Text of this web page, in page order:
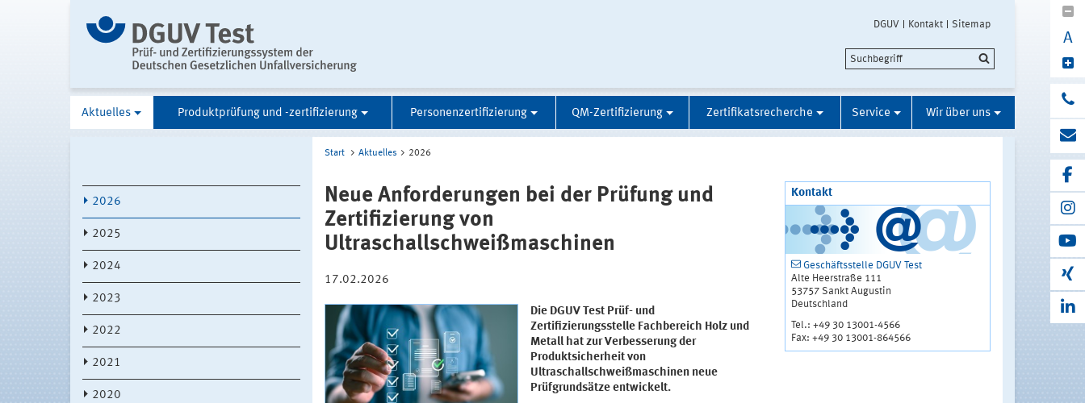
DGUV Kontakt Sitemap
A
Aktuelles Produktprüfung und -zertifizierung Personenzertifizierung QM-Zertifizierung Zertifikatsrecherche Service Wir über uns
2026
2025
2024
2023
2022
2021
2020
Start Aktuelles 2026
Neue Anforderungen bei der Prüfung und
Zertifizierung von
Ultraschallschweißmaschinen
17.02.2026
Die DGUV Test Prüf- und
Zertifizierungsstelle Fachbereich Holz und
Metall hat zur Verbesserung der
Produktsicherheit von
Ultraschallschweißmaschinen neue
Prüfgrundsätze entwickelt.
Kontakt
Geschäftsstelle DGUV Test
Alte Heerstraße 111
53757 Sankt Augustin
Deutschland
Tel.: +49 30 13001-4566
Fax: +49 30 13001-864566